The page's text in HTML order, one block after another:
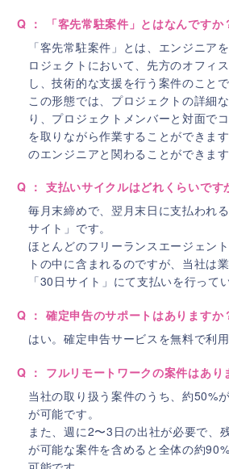
Q ： 「客先常駐案件」とはなんですか
「客先常駐案件」とは、エンジニア
ロジェクトにおいて、先方のオフィ
し、技術的な支援を行う案件のことで
この形態では、プロジェクトの詳細
り、プロジェクトメンバーと対面で
を取りながら作業することができま
のエンジニアと関わることができます
Q ： 支払いサイクルはどれくらいです
毎月末締めで、翌月末日に支払われ
サイト」です。
ほとんどのフリーランスエージェン
トの中に含まれるのですが、当社は
「30日サイト」にて支払いを行って
Q ： 確定申告のサポートはありますか
はい。確定申告サービスを無料で利用
Q ： フルリモートワークの案件はあり
当社の取り扱う案件のうち、約50%
が可能です。
また、週に2〜3日の出社が必要で、
が可能な案件を含めると全体の約